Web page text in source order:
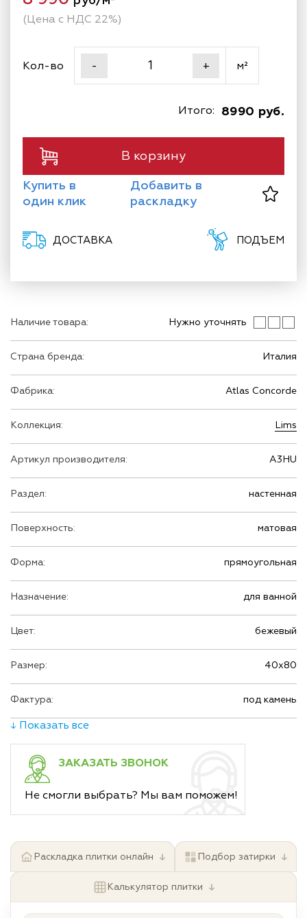
Наличие товара: Нужно уточнять
Страна бренда: Италия
Фабрика: Atlas Concorde
Коллекция: Lims
Артикул производителя: A3HU
Раздел: настенная
Поверхность: матовая
Форма: прямоугольная
Назначение: для ванной
Цвет: бежевый
Размер: 40х80
Фактура: под камень
↓ Показать все
ЗАКАЗАТЬ ЗВОНОК
Не смогли выбрать? Мы вам поможем!
(Цена с НДС 22%)
Кол-во - + м²
8990 руб.
Итого:
В корзину
Купить в
один клик
Добавить в
раскладку
ДОСТАВКА ПОДЪЕМ
Раскладка плитки онлайн ↓ Подбор затирки ↓
Калькулятор плитки ↓